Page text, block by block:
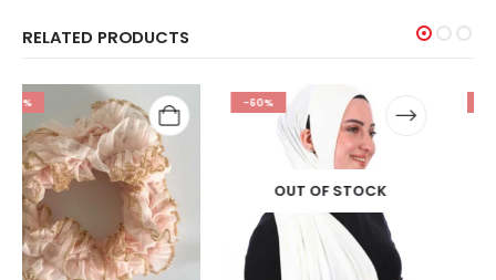
RELATED PRODUCTS
OUT OF STOCK